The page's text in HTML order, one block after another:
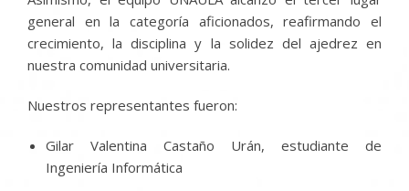
general en la categoría aficionados, reafirmando el
crecimiento, la disciplina y la solidez del ajedrez en
nuestra comunidad universitaria.
Nuestros representantes fueron:
Gilar Valentina Castaño Urán, estudiante de
Ingeniería Informática